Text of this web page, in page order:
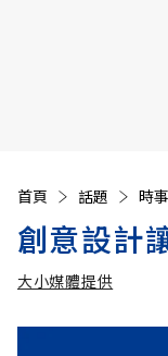
首頁 話題 時事
創意設計
大小媒體提供